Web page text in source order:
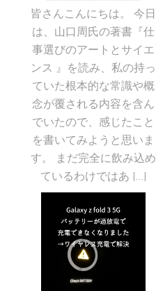
皆さんこんにちは。 今日
は、山口周氏の著書『仕
事選びのアートとサイエ
ンス 』を読み、私の持っ
ていた根本的な常識や概
念が覆される内容を含ん
でいたので、感じたこと
を書いてみようと思いま
す。 まだ完全に飲み込め
ているわけではあ […]